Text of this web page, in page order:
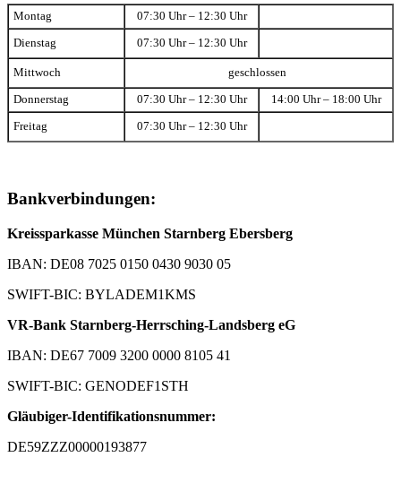
Montag 07:30 Uhr – 12:30 Uhr
Dienstag 07:30 Uhr – 12:30 Uhr
Mittwoch geschlossen
Donnerstag 07:30 Uhr – 12:30 Uhr 14:00 Uhr – 18:00 Uhr
Freitag 07:30 Uhr – 12:30 Uhr
Bankverbindungen:
Kreissparkasse München Starnberg Ebersberg
IBAN: DE08 7025 0150 0430 9030 05
SWIFT-BIC: BYLADEM1KMS
VR-Bank Starnberg-Herrsching-Landsberg eG
IBAN: DE67 7009 3200 0000 8105 41
SWIFT-BIC: GENODEF1STH
Gläubiger-Identifikationsnummer:
DE59ZZZ00000193877